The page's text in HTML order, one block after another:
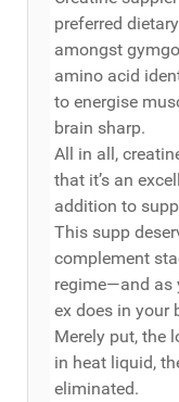
preferred
amongst
amino acid
to energise
brain sharp.
All in all,
that it’s an
addition to
This supp
complement
regime—and as
ex does in your
Merely put, the
in heat liquid,
eliminated.